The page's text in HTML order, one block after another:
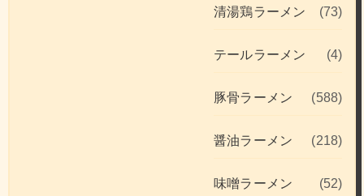
清湯鶏ラーメン (73)
テールラーメン (4)
豚骨ラーメン (588)
醤油ラーメン (218)
味噌ラーメン (52)